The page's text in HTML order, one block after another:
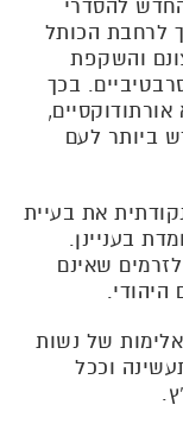
להסדרי
לרחבת הכותל
והשקפת
בכך
ביותר לעם
את בעיית
בעניינן.
שאינם
של נשות
וככל